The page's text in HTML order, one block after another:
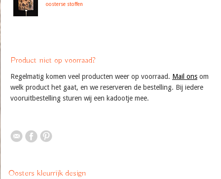
oosterse stoffen
Product niet op voorraad?
Regelmatig komen veel producten weer op voorraad. Mail ons om
welk product het gaat, en we reserveren de bestelling. Bij iedere
vooruitbestelling sturen wij een kadootje mee.
Oosters kleurrijk design